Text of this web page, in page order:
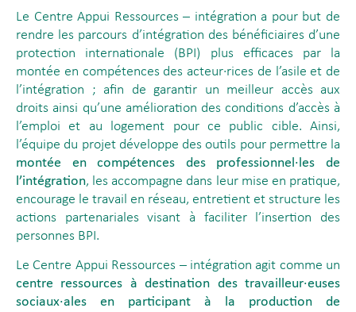
Le Centre Appui Ressources – intégration a pour but de
rendre les parcours d’intégration des bénéficiaires d’une
protection internationale (BPI) plus efficaces par la
montée en compétences des acteur·rices de l’asile et de
l’intégration ; afin de garantir un meilleur accès aux
droits ainsi qu’une amélioration des conditions d’accès à
l’emploi et au logement pour ce public cible. Ainsi,
l’équipe du projet développe des outils pour permettre la
montée en compétences des professionnel∙les de
l’intégration, les accompagne dans leur mise en pratique,
encourage le travail en réseau, entretient et structure les
actions partenariales visant à faciliter l’insertion des
personnes BPI.
Le Centre Appui Ressources – intégration agit comme un
centre ressources à destination des travailleur∙euses
sociaux∙ales en participant à la production de